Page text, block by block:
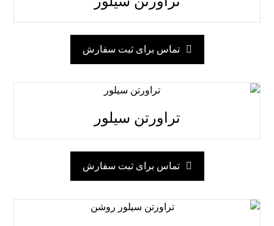
تماس برای ثبت سفارش
تراورتن سیلور
تماس برای ثبت سفارش